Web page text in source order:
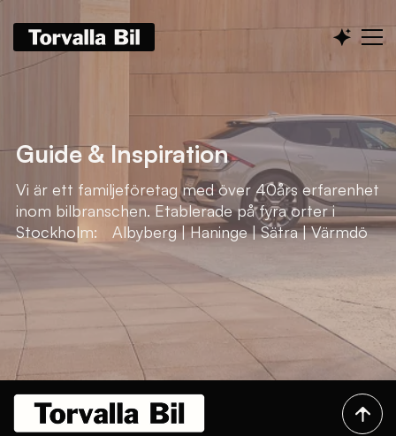
Guide & Inspiration
Vi är ett familjeföretag med över 40års erfarenhet
inom bilbranschen. Etablerade på fyra orter i
Stockholm: Albyberg | Haninge | Sätra | Värmdö